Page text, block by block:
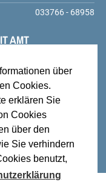
über
Cookies.
erklären Sie
Cookies
über den
Sie verhindern
benutzt,
033766 - 68958
AMT
service@amt-
Markt
am Markt
Spreewald,